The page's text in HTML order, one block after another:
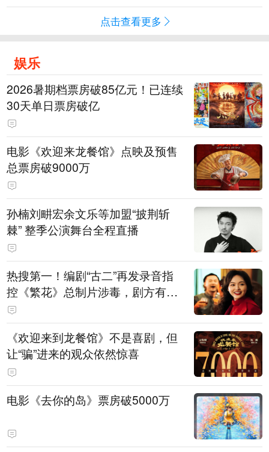
点击查看更多
娱乐
2026暑期档票房破85亿元！已连续
30天单日票房破亿
电影《欢迎来龙餐馆》点映及预售
总票房破9000万
孙楠刘畊宏余文乐等加盟“披荆斩
棘” 整季公演舞台全程直播
热搜第一！编剧“古二”再发录音指
控《繁花》总制片涉毒，剧方有税
务问题，录音中王家卫称“一点够
了，要不然又要出事”
《欢迎来到龙餐馆》不是喜剧，但
让“骗”进来的观众依然惊喜
电影《去你的岛》票房破5000万